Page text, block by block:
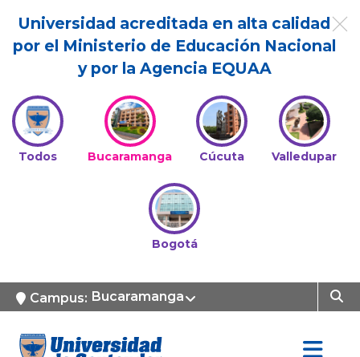
Universidad acreditada en alta calidad
por el Ministerio de Educación Nacional
y por la Agencia EQUAA
Todos Bucaramanga Cúcuta Valledupar
Bogotá
Campus: Bucaramanga